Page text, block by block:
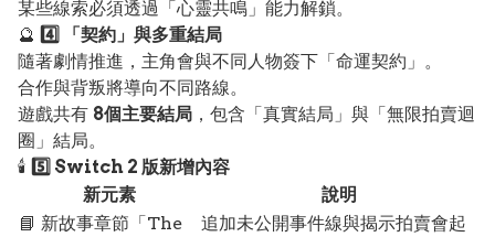
某些線索必須透過「心靈共鳴」能力解鎖。
🔮 4️⃣ 「契約」與多重結局
隨著劇情推進，主角會與不同人物簽下「命運契約」。
合作與背叛將導向不同路線。
遊戲共有 8個主要結局 ，包含「真實結局」與「無限拍賣迴
圈」結局。
🕯️ 5️⃣ Switch 2 版新增內容
新元素
說明
📘 新故事章節「The
追加未公開事件線與揭示拍賣會起